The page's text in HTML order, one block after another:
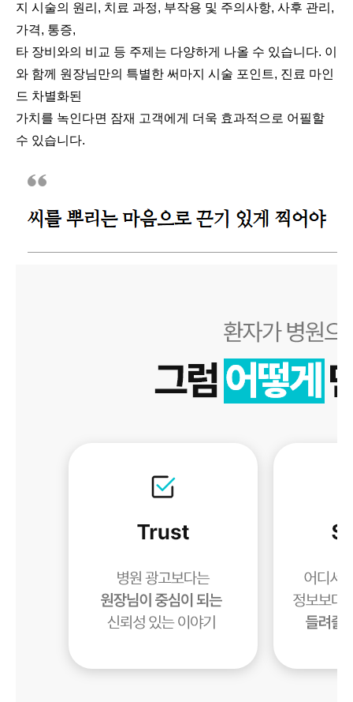
지 시술의 원리, 치료 과정, 부작용 및 주의사항, 사후 관리,
가격, 통증,
타 장비와의 비교 등 주제는 다양하게 나올 수 있습니다. 이
와 함께 원장님만의 특별한 써마지 시술 포인트, 진료 마인
드 차별화된
가치를 녹인다면 잠재 고객에게 더욱 효과적으로 어필할
수 있습니다.